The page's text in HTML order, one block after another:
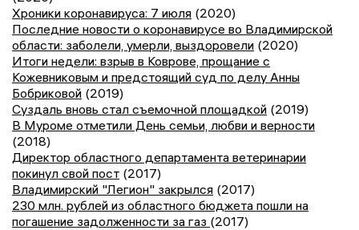
Хроники коронавируса: 7 июля (2020)
Последние новости о коронавирусе во Владимирской
области: заболели, умерли, выздоровели (2020)
Итоги недели: взрыв в Коврове, прощание с
Кожевниковым и предстоящий суд по делу Анны
Бобриковой (2019)
Суздаль вновь стал съемочной площадкой (2019)
В Муроме отметили День семьи, любви и верности
(2018)
Директор областного департамента ветеринарии
покинул свой пост (2017)
Владимирский "Легион" закрылся (2017)
230 млн. рублей из областного бюджета пошли на
погашение задолженности за газ (2017)